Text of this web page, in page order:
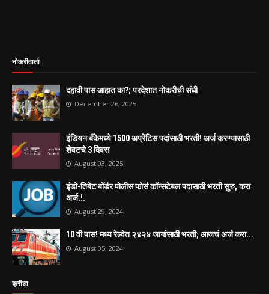
नोकरीवार्ता
दहावी पास आहात का?; परदेशात नोकरीची संधी
December 26, 2025
इंडियन बँकेमध्ये 1500 अप्रेंटिस पदांसाठी भरती! अर्ज करण्यासाठी
शेवटचे 3 दिवस
August 03, 2025
इंडो-तिबेट बॉर्डर पोलीस फोर्स कॉन्सटेबल पदासाठी भरती सुरु, करा
अर्ज.!.
August 29, 2024
10 वी पास! मध्य रेल्वेत २४२४ जागांसाठी भरती; आजचं अर्ज करा...
August 05, 2024
क्रीडा